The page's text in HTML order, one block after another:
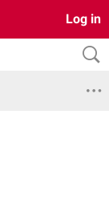
Log in